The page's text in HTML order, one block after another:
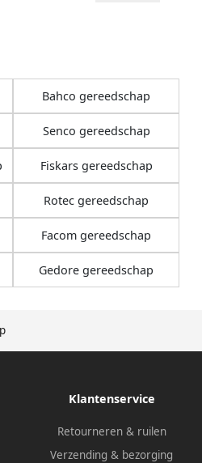
Bahco gereedschap
Senco gereedschap
Fiskars gereedschap
Rotec gereedschap
Facom gereedschap
Gedore gereedschap
Klantenservice
Retourneren & ruilen
Verzending & bezorging